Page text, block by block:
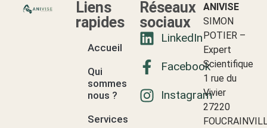
Liens
rapides
Accueil
Qui
sommes-
nous ?
Services
Réseaux
sociaux
LinkedIn
Facebook
Instagram
ANIVISE
SIMON
POTIER –
Expert
Scientifique
1 rue du
Vivier
27220